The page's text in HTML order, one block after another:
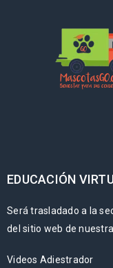
EDUCACIÓN
Será trasladado a la
del sitio web de
Videos Adiestrador